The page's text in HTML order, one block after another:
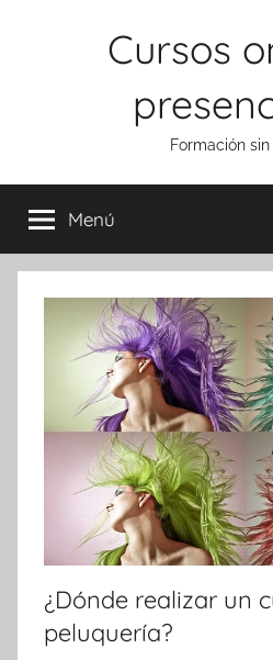
Cursos
Formación
Menú
¿Dónde realizar un
peluquería?